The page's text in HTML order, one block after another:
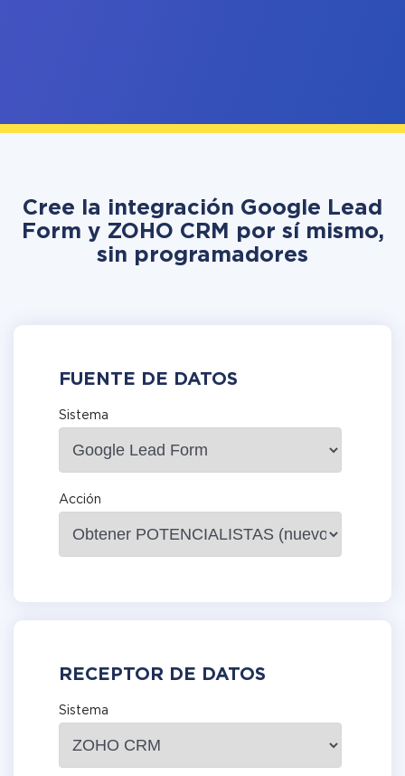
Cree la integración Google Lead
Form y ZOHO CRM por sí mismo,
sin programadores
FUENTE DE DATOS
Sistema
Acción
RECEPTOR DE DATOS
Sistema